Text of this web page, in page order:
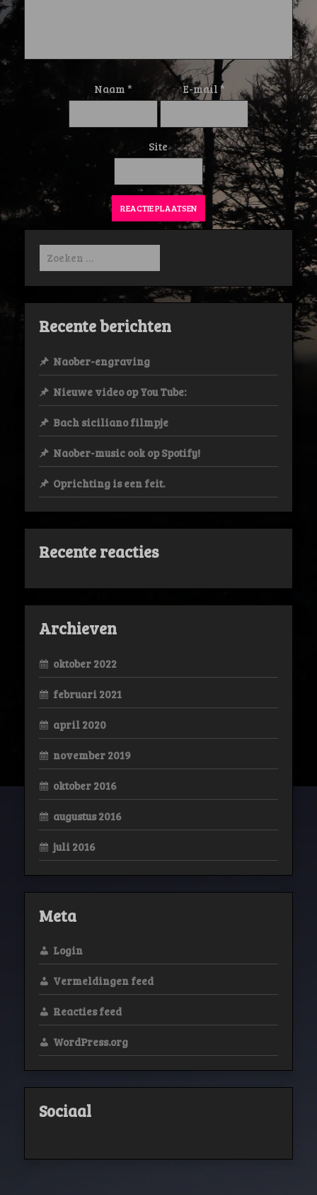
Naam * E-mail *
Site
Zoeken
naar:
Recente berichten
Naober-engraving
Nieuwe video op You Tube:
Bach siciliano filmpje
Naober-music ook op Spotify!
Oprichting is een feit.
Recente reacties
Archieven
oktober 2022
februari 2021
april 2020
november 2019
oktober 2016
augustus 2016
juli 2016
Meta
Login
Vermeldingen feed
Reacties feed
WordPress.org
Sociaal